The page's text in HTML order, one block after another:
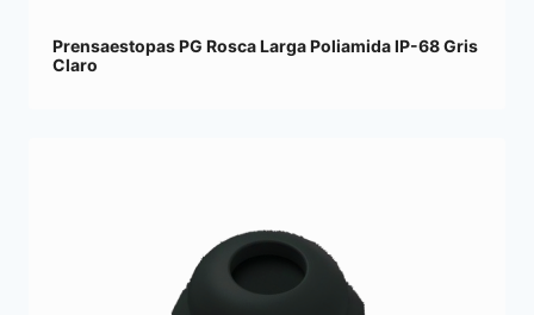
Prensaestopas PG Rosca Larga Poliamida IP-68 Gris
Claro